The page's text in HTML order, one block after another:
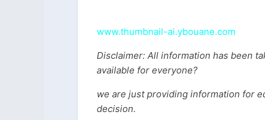
www.thumbnail-ai.ybouane.com
Disclaimer: All information has been
available for everyone?
we are just providing information for
decision.